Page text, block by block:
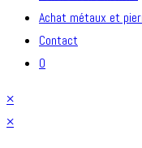
Achat métaux et
Contact
0
×
×